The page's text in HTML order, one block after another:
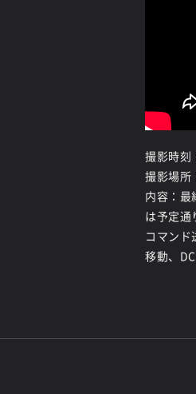
撮影時刻
撮影場所
内容：最
は予定通
コマンド
移動、